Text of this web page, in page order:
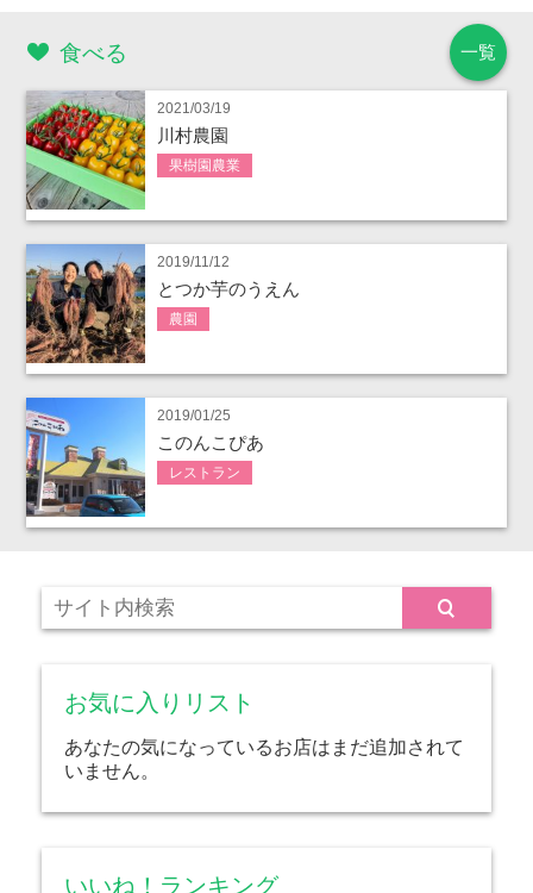
一覧
食べる
2021/03/19
川村農園
果樹園農業
2019/11/12
とつか芋のうえん
農園
2019/01/25
このんこぴあ
レストラン
お気に入りリスト
あなたの気になっているお店はまだ追加されて
いません。
いいね！ランキング